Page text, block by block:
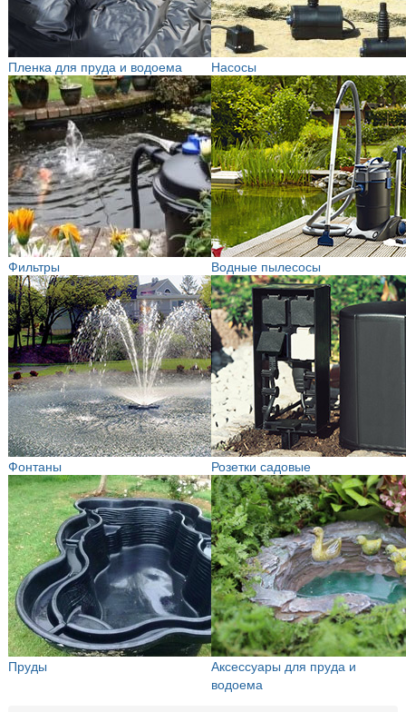
Пленка для пруда и водоема Насосы
Фильтры Водные пылесосы
Фонтаны Розетки садовые
Пруды
Аксессуары для пруда и
водоема